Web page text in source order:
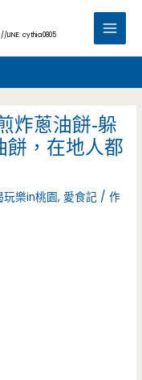
//LINE: cythia0805
Main
炸蔥油餅-躲
餅，在地人都
玩樂in桃園, 愛食記 / 作